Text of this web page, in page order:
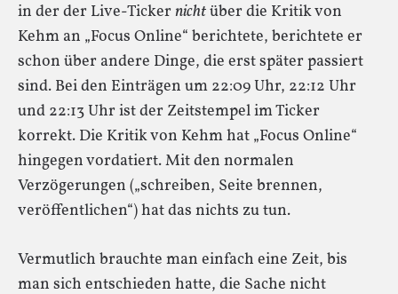
in der der Live-Ticker nichtüber die Kritik von
Kehm an „Focus Online“ berichtete, berichtete er
schon über andere Dinge, die erst später passiert
sind. Bei den Einträgen um 22:09 Uhr, 22:12 Uhr
und 22:13 Uhr ist der Zeitstempel im Ticker
korrekt. Die Kritik von Kehm hat „Focus Online“
hingegen vordatiert. Mit den normalen
Verzögerungen („schreiben, Seite brennen,
veröffentlichen“) hat das nichts zu tun.
Vermutlich brauchte man einfach eine Zeit, bis
man sich entschieden hatte, die Sache nicht